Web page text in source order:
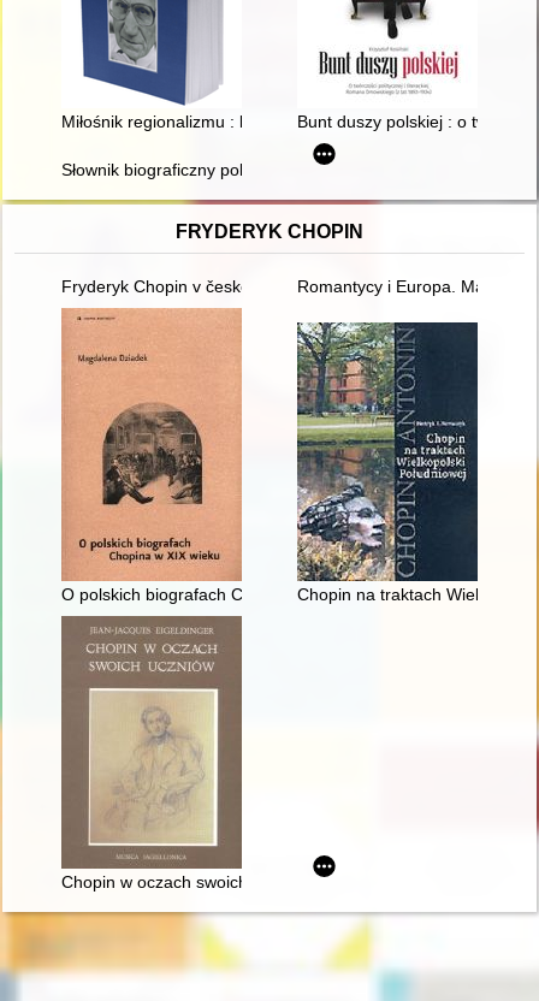
Miłośnik regionalizmu : księga dedykowana Stanisławowi
Bunt duszy polskiej : o
Słownik biograficzny polskiego obozu narodowego : całość w
FRYDERYK CHOPIN
Fryderyk Chopin v české literatuóeRomantycy i Europa.
O polskich biografach Chopina w XIX wieku
Chopin na traktach
Chopin w oczach swoich uczniów